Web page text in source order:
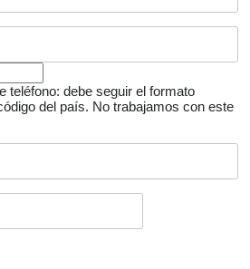
teléfono: debe seguir el formato
del país. No trabajamos con este